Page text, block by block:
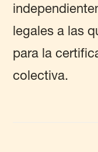
legales a las
para la
colectiva.